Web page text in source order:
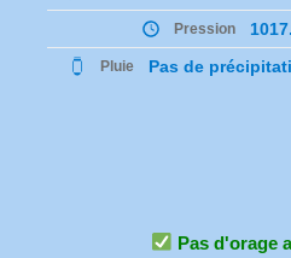
Pas d'orage